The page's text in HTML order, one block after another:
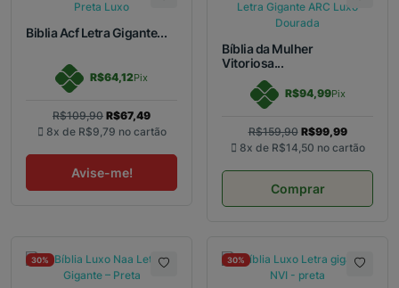
Biblia Acf Letra Gigante...
R$64,12Pix
R$109,90 R$67,49
8x de R$9,79 no cartão
Avise-me!
Bíblia da Mulher
Vitoriosa...
R$94,99Pix
R$159,90 R$99,99
8x de R$14,50 no cartão
Comprar
30% 30%